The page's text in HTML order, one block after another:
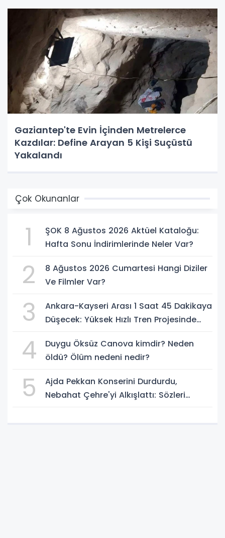
Gaziantep'te Evin İçinden Metrelerce
Kazdılar: Define Arayan 5 Kişi Suçüstü
Yakalandı
Çok Okunanlar
1
ŞOK 8 Ağustos 2026 Aktüel Kataloğu:
Hafta Sonu İndirimlerinde Neler Var?
2
8 Ağustos 2026 Cumartesi Hangi Diziler
Ve Filmler Var?
3
Ankara-Kayseri Arası 1 Saat 45 Dakikaya
Düşecek: Yüksek Hızlı Tren Projesinde
4
Duygu Öksüz Canova kimdir? Neden
öldü? Ölüm nedeni nedir?
5
Ajda Pekkan Konserini Durdurdu,
Nebahat Çehre'yi Alkışlattı: Sözleri